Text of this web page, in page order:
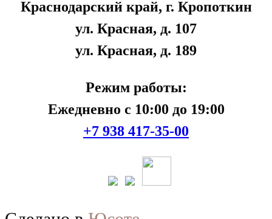
Краснодарский край, г. Кропоткин
ул. Красная, д. 107
ул. Красная, д. 189
Режим работы:
Ежедневно с 10:00 до 19:00
+7 938 417-35-00